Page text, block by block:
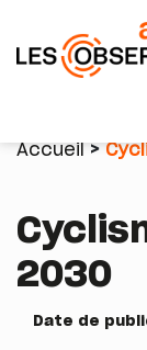
au
Fil
d'Ariane
Accueil
2030
Date de